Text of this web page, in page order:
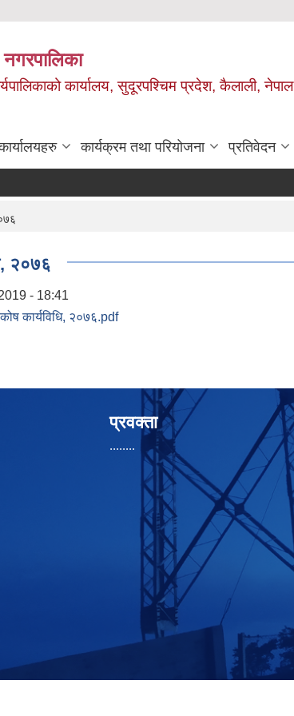
कार्यालय, सुदूरपश्चिम प्रदेश, कैलाली, नेपाल
कार्यक्रम तथा परियोजना प्रतिवेदन
२०७६
- 18:41
कार्यविधि, २०७६.pdf
प्रवक्ता
........